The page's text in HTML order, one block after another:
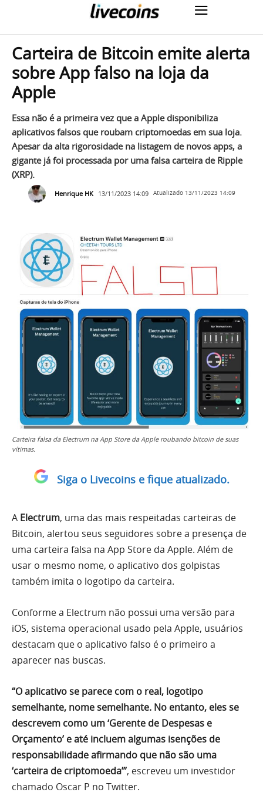
Carteira de Bitcoin emite alerta
sobre App falso na loja da
Apple
Essa não é a primeira vez que a Apple disponibiliza
aplicativos falsos que roubam criptomoedas em sua loja.
Apesar da alta rigorosidade na listagem de novos apps, a
gigante já foi processada por uma falsa carteira de Ripple
(XRP).
Henrique HK 13/11/2023 14:09 Atualizado 13/11/2023 14:09
Carteira falsa da Electrum na App Store da Apple roubando bitcoin de suas
vítimas.
Siga o Livecoins e fique atualizado.
A Electrum, uma das mais respeitadas carteiras de
Bitcoin, alertou seus seguidores sobre a presença de
uma carteira falsa na App Store da Apple. Além de
usar o mesmo nome, o aplicativo dos golpistas
também imita o logotipo da carteira.
Conforme a Electrum não possui uma versão para
iOS, sistema operacional usado pela Apple, usuários
destacam que o aplicativo falso é o primeiro a
aparecer nas buscas.
“O aplicativo se parece com o real, logotipo
semelhante, nome semelhante. No entanto, eles se
descrevem como um ‘Gerente de Despesas e
Orçamento’ e até incluem algumas isenções de
responsabilidade afirmando que não são uma
‘carteira de criptomoeda’”, escreveu um investidor
chamado Oscar P no Twitter.